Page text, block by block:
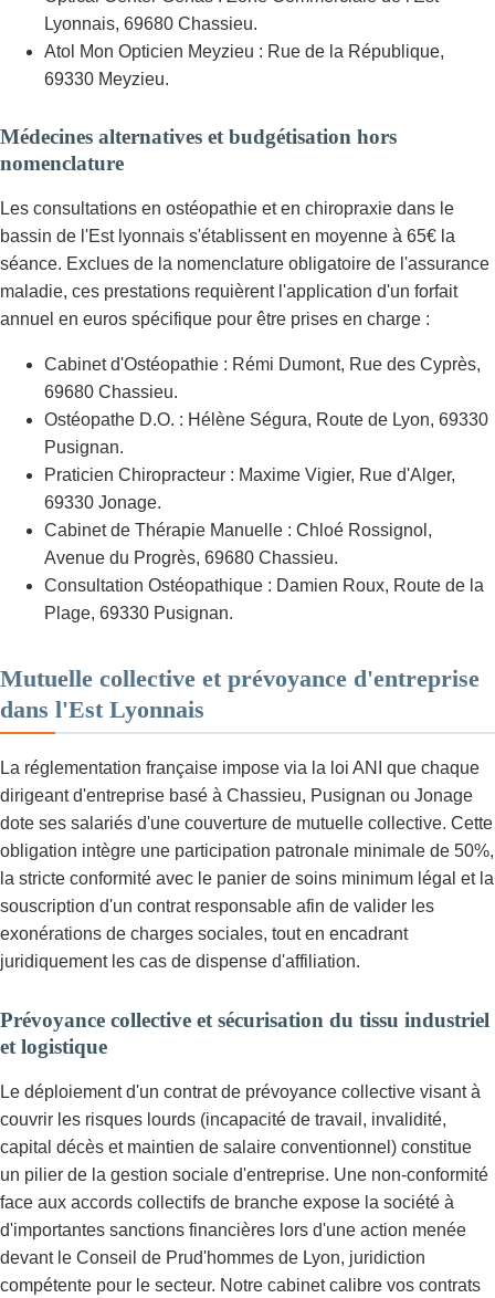
Lyonnais, 69680 Chassieu.
Atol Mon Opticien Meyzieu : Rue de la République,
69330 Meyzieu.
Médecines alternatives et budgétisation hors
nomenclature
Les consultations en ostéopathie et en chiropraxie dans le
bassin de l'Est lyonnais s'établissent en moyenne à 65€ la
séance. Exclues de la nomenclature obligatoire de l'assurance
maladie, ces prestations requièrent l'application d'un forfait
annuel en euros spécifique pour être prises en charge :
Cabinet d'Ostéopathie : Rémi Dumont, Rue des Cyprès,
69680 Chassieu.
Ostéopathe D.O. : Hélène Ségura, Route de Lyon, 69330
Pusignan.
Praticien Chiropracteur : Maxime Vigier, Rue d'Alger,
69330 Jonage.
Cabinet de Thérapie Manuelle : Chloé Rossignol,
Avenue du Progrès, 69680 Chassieu.
Consultation Ostéopathique : Damien Roux, Route de la
Plage, 69330 Pusignan.
Mutuelle collective et prévoyance d'entreprise
dans l'Est Lyonnais
La réglementation française impose via la loi ANI que chaque
dirigeant d'entreprise basé à Chassieu, Pusignan ou Jonage
dote ses salariés d'une couverture de mutuelle collective. Cette
obligation intègre une participation patronale minimale de 50%,
la stricte conformité avec le panier de soins minimum légal et la
souscription d'un contrat responsable afin de valider les
exonérations de charges sociales, tout en encadrant
juridiquement les cas de dispense d'affiliation.
Prévoyance collective et sécurisation du tissu industriel
et logistique
Le déploiement d'un contrat de prévoyance collective visant à
couvrir les risques lourds (incapacité de travail, invalidité,
capital décès et maintien de salaire conventionnel) constitue
un pilier de la gestion sociale d'entreprise. Une non-conformité
face aux accords collectifs de branche expose la société à
d'importantes sanctions financières lors d'une action menée
devant le Conseil de Prud'hommes de Lyon, juridiction
compétente pour le secteur. Notre cabinet calibre vos contrats